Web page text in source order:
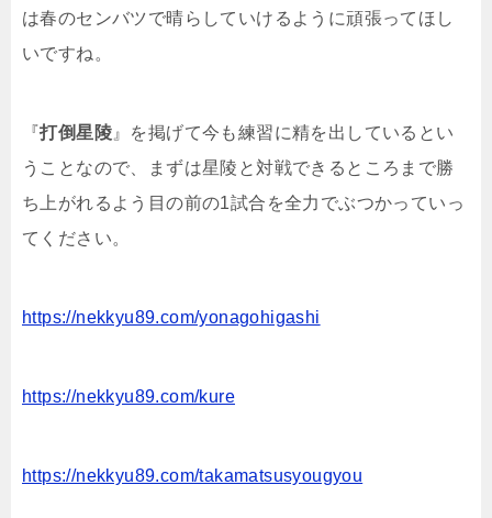
は春のセンバツで晴らしていけるように頑張ってほし
いですね。
『打倒星陵 』を掲げて今も練習に精を出しているとい
うことなので、まずは星陵と対戦できるところまで勝
ち上がれるよう目の前の1試合を全力でぶつかっていっ
てください。
https://nekkyu89.com/yonagohigashi
https://nekkyu89.com/kure
https://nekkyu89.com/takamatsusyougyou